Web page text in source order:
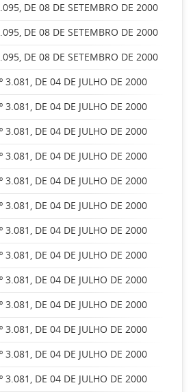
DE 08 DE SETEMBRO DE 2000
DE 08 DE SETEMBRO DE 2000
DE 08 DE SETEMBRO DE 2000
3.081, DE 04 DE JULHO DE 2000
3.081, DE 04 DE JULHO DE 2000
3.081, DE 04 DE JULHO DE 2000
3.081, DE 04 DE JULHO DE 2000
3.081, DE 04 DE JULHO DE 2000
3.081, DE 04 DE JULHO DE 2000
3.081, DE 04 DE JULHO DE 2000
3.081, DE 04 DE JULHO DE 2000
3.081, DE 04 DE JULHO DE 2000
3.081, DE 04 DE JULHO DE 2000
3.081, DE 04 DE JULHO DE 2000
3.081, DE 04 DE JULHO DE 2000
3.081, DE 04 DE JULHO DE 2000